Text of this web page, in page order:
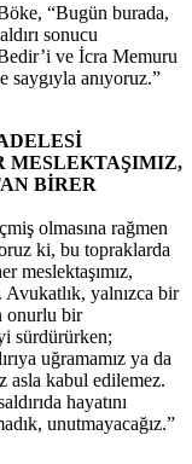
“Bugün burada,
sonucu
ve İcra Memuru
saygıyla anıyoruz.”
MESLEKTAŞIMIZ,
BİRER
olmasına rağmen
ki, bu topraklarda
meslektaşımız,
yalnızca bir
onurlu bir
sürdürürken;
uğramamız ya da
asla kabul edilemez.
hayatını
unutmayacağız.”